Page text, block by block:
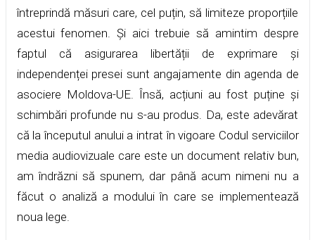
întreprindă măsuri care, cel puțin, să limiteze proporțiile
acestui fenomen. Și aici trebuie să amintim despre
faptul că asigurarea libertății de exprimare și
independenței presei sunt angajamente din agenda de
asociere Moldova-UE. Însă, acțiuni au fost puține și
schimbări profunde nu s-au produs. Da, este adevărat
că la începutul anului a intrat în vigoare Codul serviciilor
media audiovizuale care este un document relativ bun,
am îndrăzni să spunem, dar până acum nimeni nu a
făcut o analiză a modului în care se implementează
noua lege.